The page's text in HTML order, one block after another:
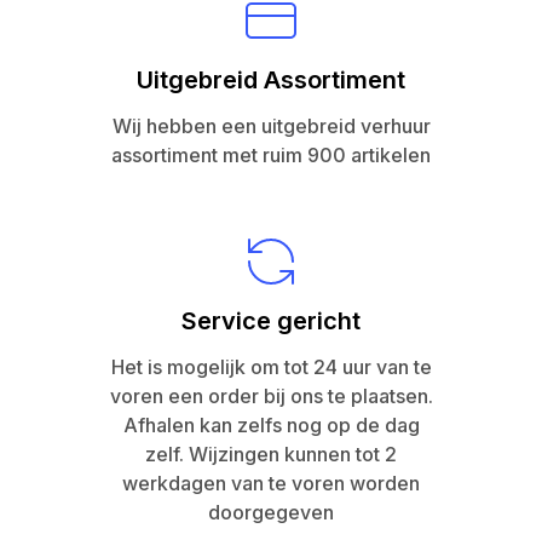
Uitgebreid Assortiment
Wij hebben een uitgebreid verhuur
assortiment met ruim 900 artikelen
Service gericht
Het is mogelijk om tot 24 uur van te
voren een order bij ons te plaatsen.
Afhalen kan zelfs nog op de dag
zelf. Wijzingen kunnen tot 2
werkdagen van te voren worden
doorgegeven